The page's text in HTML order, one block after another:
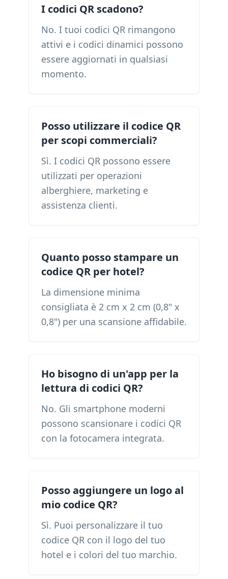
I codici QR scadono?
No. I tuoi codici QR rimangono
attivi e i codici dinamici possono
essere aggiornati in qualsiasi
momento.
Posso utilizzare il codice QR
per scopi commerciali?
Sì. I codici QR possono essere
utilizzati per operazioni
alberghiere, marketing e
assistenza clienti.
Quanto posso stampare un
codice QR per hotel?
La dimensione minima
consigliata è 2 cm x 2 cm (0,8" x
0,8") per una scansione affidabile.
Ho bisogno di un'app per la
lettura di codici QR?
No. Gli smartphone moderni
possono scansionare i codici QR
con la fotocamera integrata.
Posso aggiungere un logo al
mio codice QR?
Sì. Puoi personalizzare il tuo
codice QR con il logo del tuo
hotel e i colori del tuo marchio.